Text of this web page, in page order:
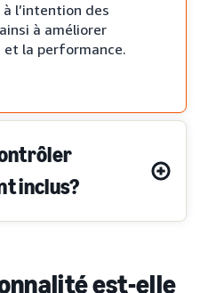
l’intention des
à améliorer
la performance.
inclus?
est-elle